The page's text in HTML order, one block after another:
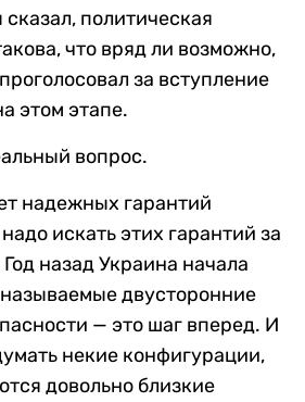
политическая
что вряд ли возможно,
за вступление
этом этапе.
вопрос.
надежных гарантий
искать этих гарантий за
назад Украина начала
двусторонние
— это шаг вперед. И
некие конфигурации,
довольно близкие